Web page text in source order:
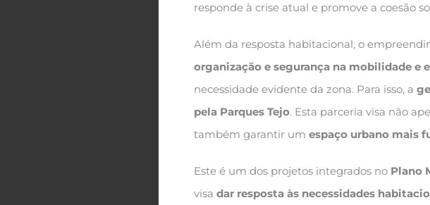
responde à crise atual e promove a coesão
Além da resposta habitacional, o
organização e segurança na mobilidade e
necessidade evidente da zona. Para isso, a
pela Parques Tejo. Esta parceria visa não
também garantir um espaço urbano mais
Este é um dos projetos integrados no Plano
visa dar resposta às necessidades